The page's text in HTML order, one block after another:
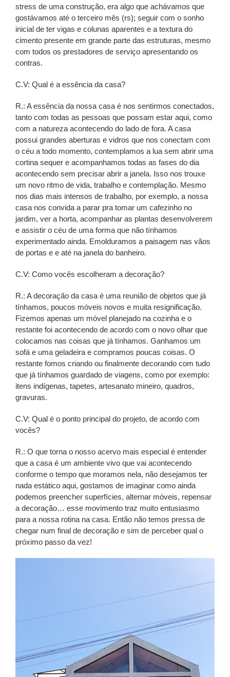
stress de uma construção, era algo que achávamos que
gostávamos até o terceiro mês (rs); seguir com o sonho
inicial de ter vigas e colunas aparentes e a textura do
cimento presente em grande parte das estruturas, mesmo
com todos os prestadores de serviço apresentando os
contras.
C.V: Qual é a essência da casa?
R.: A essência da nossa casa é nos sentirmos conectados,
tanto com todas as pessoas que possam estar aqui, como
com a natureza acontecendo do lado de fora. A casa
possui grandes aberturas e vidros que nos conectam com
o céu a todo momento, contemplamos a lua sem abrir uma
cortina sequer e acompanhamos todas as fases do dia
acontecendo sem precisar abrir a janela. Isso nos trouxe
um novo ritmo de vida, trabalho e contemplação. Mesmo
nos dias mais intensos de trabalho, por exemplo, a nossa
casa nos convida a parar pra tomar um cafezinho no
jardim, ver a horta, acompanhar as plantas desenvolverem
e assistir o céu de uma forma que não tínhamos
experimentado ainda. Emolduramos a paisagem nas vãos
de portas e e até na janela do banheiro.
C.V: Como vocês escolheram a decoração?
R.: A decoração da casa é uma reunião de objetos que já
tínhamos, poucos móveis novos e muita resignificação.
Fizemos apenas um móvel planejado na cozinha e o
restante foi acontecendo de acordo com o novo olhar que
colocamos nas coisas que já tínhamos. Ganhamos um
sofá e uma geladeira e compramos poucas coisas. O
restante fomos criando ou finalmente decorando com tudo
que já tínhamos guardado de viagens, como por exemplo:
itens indígenas, tapetes, artesanato mineiro, quadros,
gravuras.
C.V: Qual é o ponto principal do projeto, de acordo com
vocês?
R.: O que torna o nosso acervo mais especial é entender
que a casa é um ambiente vivo que vai acontecendo
conforme o tempo que moramos nela, não desejamos ter
nada estático aqui, gostamos de imaginar como ainda
podemos preencher superfícies, alternar móveis, repensar
a decoração… esse movimento traz muito entusiasmo
para a nossa rotina na casa. Então não temos pressa de
chegar num final de decoração e sim de perceber qual o
próximo passo da vez!